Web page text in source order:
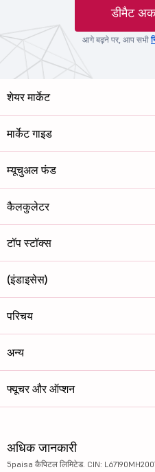
डीमैट
आगे बढ़ने पर, आप सभी
शेयर मार्केट
मार्केट गाइड
म्यूचुअल फंड
कैलकुलेटर
टॉप स्टॉक्स
(इंडाइसेस)
परिचय
अन्य
फ्यूचर और ऑप्शन
अधिक जानकारी
5paisa कैपिटल लिमिटेड. CIN: